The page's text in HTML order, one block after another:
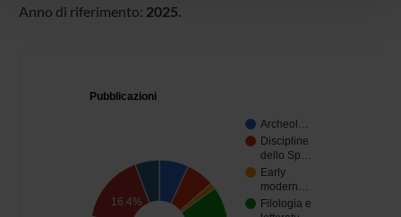
Anno di riferimento: 2025.
Pubblicazioni
Archeol…
Discipline
dello Sp…
Early
modern…
Filologia e
16.4%